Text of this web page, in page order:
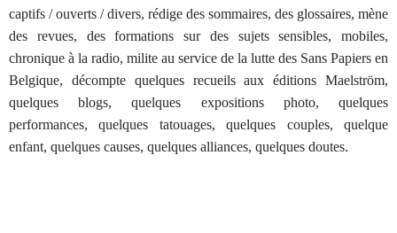
captifs / ouverts / divers, rédige des sommaires, des glossaires, mène
des revues, des formations sur des sujets sensibles, mobiles,
chronique à la radio, milite au service de la lutte des Sans Papiers en
Belgique, décompte quelques recueils aux éditions Maelström,
quelques blogs, quelques expositions photo, quelques
performances, quelques tatouages, quelques couples, quelque
enfant, quelques causes, quelques alliances, quelques doutes.